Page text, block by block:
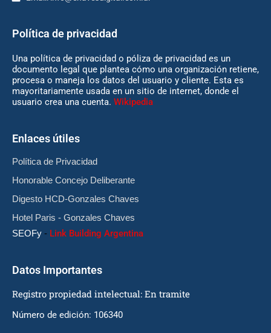
Política de privacidad
Una política de privacidad o póliza de privacidad es un
documento legal que plantea cómo una organización retiene,
procesa o maneja los datos del usuario y cliente. Esta es
mayoritariamente usada en un sitio de internet, donde el
usuario crea una cuenta. Wikipedia
Enlaces útiles
Política de Privacidad
Honorable Concejo Deliberante
Digesto HCD-Gonzales Chaves
Hotel Paris - Gonzales Chaves
SEOFy - Link Building Argentina
Datos Importantes
Registro propiedad intelectual: En tramite
Número de edición: 106340